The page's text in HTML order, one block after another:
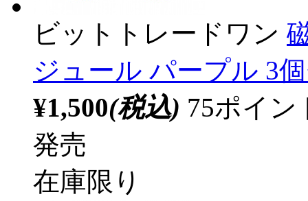
ビットトレードワン
ジュール パープル 3
¥1,500(税込) 75ポイ
発売
在庫限り